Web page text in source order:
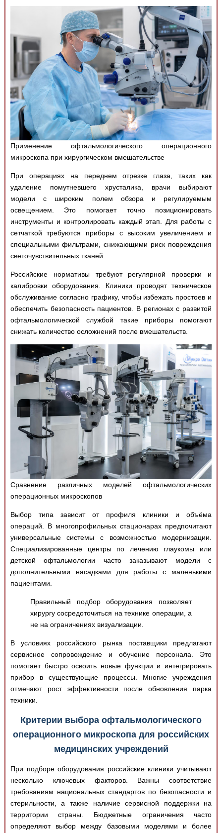
Применение офтальмологического операционного
микроскопа при хирургическом вмешательстве
При операциях на переднем отрезке глаза, таких как
удаление помутневшего хрусталика, врачи выбирают
модели с широким полем обзора и регулируемым
освещением. Это помогает точно позиционировать
инструменты и контролировать каждый этап. Для работы с
сетчаткой требуются приборы с высоким увеличением и
специальными фильтрами, снижающими риск повреждения
светочувствительных тканей.
Российские нормативы требуют регулярной проверки и
калибровки оборудования. Клиники проводят техническое
обслуживание согласно графику, чтобы избежать простоев и
обеспечить безопасность пациентов. В регионах с развитой
офтальмологической службой такие приборы помогают
снижать количество осложнений после вмешательств.
Сравнение различных моделей офтальмологических
операционных микроскопов
Выбор типа зависит от профиля клиники и объёма
операций. В многопрофильных стационарах предпочитают
универсальные системы с возможностью модернизации.
Специализированные центры по лечению глаукомы или
детской офтальмологии часто заказывают модели с
дополнительными насадками для работы с маленькими
пациентами.
Правильный подбор оборудования позволяет
хирургу сосредоточиться на технике операции, а
не на ограничениях визуализации.
В условиях российского рынка поставщики предлагают
сервисное сопровождение и обучение персонала. Это
помогает быстро освоить новые функции и интегрировать
прибор в существующие процессы. Многие учреждения
отмечают рост эффективности после обновления парка
техники.
Критерии выбора офтальмологического
операционного микроскопа для российских
медицинских учреждений
При подборе оборудования российские клиники учитывают
несколько ключевых факторов. Важны соответствие
требованиям национальных стандартов по безопасности и
стерильности, а также наличие сервисной поддержки на
территории страны. Бюджетные ограничения часто
определяют выбор между базовыми моделями и более